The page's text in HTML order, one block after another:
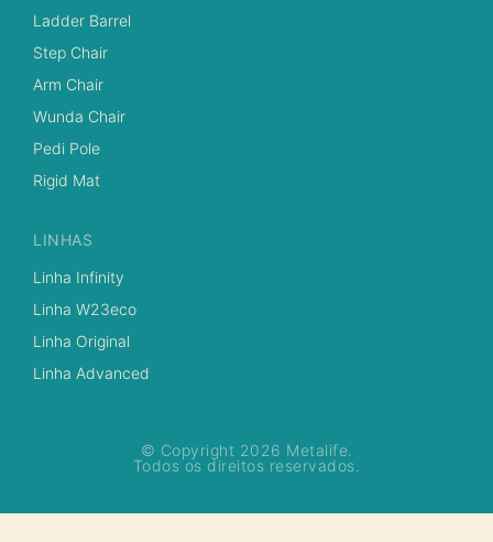
Ladder Barrel
Step Chair
Arm Chair
Wunda Chair
Pedi Pole
Rigid Mat
LINHAS
Linha Infinity
Linha W23eco
Linha Original
Linha Advanced
© Copyright 2026 Metalife.
Todos os direitos reservados.